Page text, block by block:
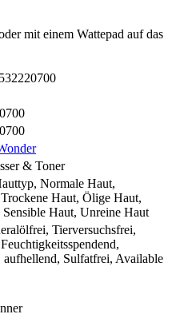
mit einem Wattepad auf das
& Toner
Normale Haut,
Haut, Ölige Haut,
Haut, Unreine Haut
Tierversuchsfrei,
aufhellend, Sulfatfrei, Available